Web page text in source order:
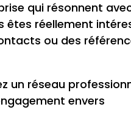
qui résonnent
êtes réellement
ou des
un réseau
envers